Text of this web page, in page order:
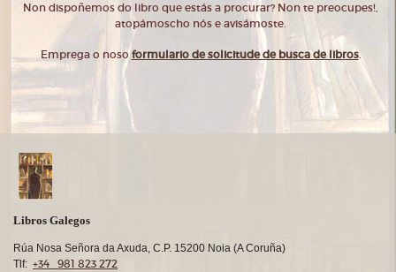
Non dispoñemos do libro que estás a procurar? Non te preocupes!,
atopámoscho nós e avisámoste.
Emprega o nosoformulario de solicitude de busca de libros.
Libros Galegos
Rúa Nosa Señora da Axuda, C.P. 15200 Noia (A Coruña)
Tlf: +34 981 823 272